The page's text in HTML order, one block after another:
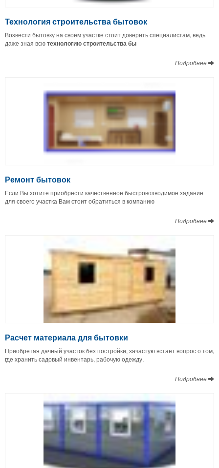
Технология строительства бытовок
Возвести бытовку на своем участке стоит доверить специалистам, ведь
даже зная всютехнологию строительства бы
Подробнее
Ремонт бытовок
Если Вы хотите приобрести качественное быстровозводимое задание
для своего участка Вам стоит обратиться в компанию
Подробнее
Расчет материала для бытовки
Приобретая дачный участок без постройки, зачастую встает вопрос о том,
где хранить садовый инвентарь, рабочую одежду,
Подробнее